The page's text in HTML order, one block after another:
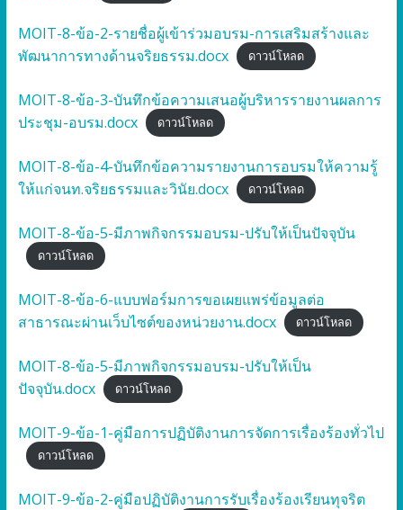
MOIT-8-ข้อ-2-รายชื่อผู้เข้าร่วมอบรม-การเสริมสร้างและ
พัฒนาการทางด้านจริยธรรม.docx
ดาวน์โหลด
MOIT-8-ข้อ-3-บันทึกข้อความเสนอผู้บริหารรายงานผลการ
ประชุม-อบรม.docx
ดาวน์โหลด
MOIT-8-ข้อ-4-บันทึกข้อความรายงานการอบรมให้ความรู้
ให้แก่จนท.จริยธรรมและวินัย.docx
ดาวน์โหลด
MOIT-8-ข้อ-5-มีภาพกิจกรรมอบรม-ปรับให้เป็นปัจจุบัน
ดาวน์โหลด
MOIT-8-ข้อ-6-แบบฟอร์มการขอเผยแพร่ข้อมูลต่อ
สาธารณะผ่านเว็บไซต์ของหน่วยงาน.docx
ดาวน์โหลด
MOIT-8-ข้อ-5-มีภาพกิจกรรมอบรม-ปรับให้เป็น
ปัจจุบัน.docx
ดาวน์โหลด
MOIT-9-ข้อ-1-คู่มือการปฏิบัติงานการจัดการเรื่องร้องทั่วไป
ดาวน์โหลด
MOIT-9-ข้อ-2-คู่มือปฏิบัติงานการรับเรื่องร้องเรียนทุจริต